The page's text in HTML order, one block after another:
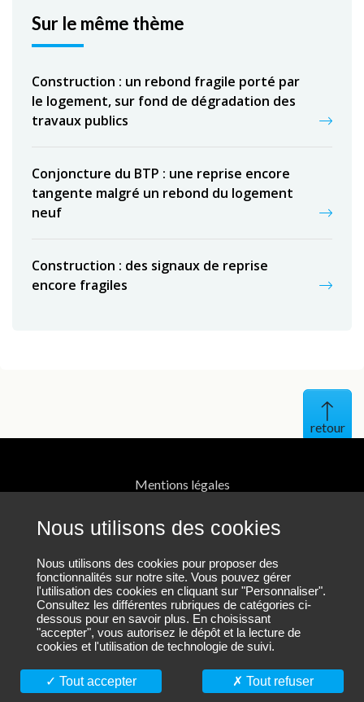
Nous utilisons des cookies
Nous utilisons des cookies pour proposer des
fonctionnalités sur notre site. Vous pouvez gérer
l'utilisation des cookies en cliquant sur "Personnaliser".
Consultez les différentes rubriques de catégories ci-
dessous pour en savoir plus. En choisissant
"accepter", vous autorisez le dépôt et la lecture de
cookies et l'utilisation de technologie de suivi.
Tout accepter Tout refuser
Sur le même thème
Construction : un rebond fragile porté par
le logement, sur fond de dégradation des
travaux publics
Conjoncture du BTP : une reprise encore
tangente malgré un rebond du logement
neuf
Construction : des signaux de reprise
encore fragiles
Haut
Mentions légales
Contact
Plan du site
Nous suivre sur LinkedIn